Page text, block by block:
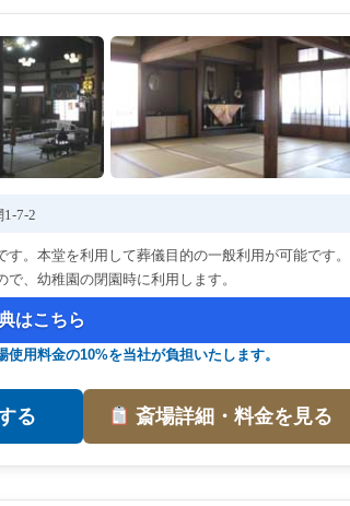
7-2
。本堂を利用して葬儀目的の一般利用が可能です。
、幼稚園の閉園時に利用します。
はこちら
用料金の10%を当社が負担いたします。
る 斎場詳細・料金を見る